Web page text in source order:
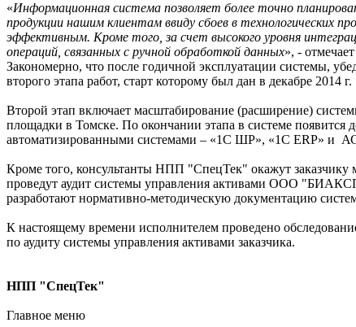
«Информационная система позволяет более точно
продукции нашим клиентам ввиду сбоев в технологических
эффективным. Кроме того, за счет высокого уровня
операций, связанных с ручной обработкой данных», -
Закономерно, что после годичной эксплуатации системы,
второго этапа работ, старт которому был дан в декабре 2014 г.
Второй этап включает масштабирование (расширение)
площадки в Томске. По окончании этапа в системе появится
автоматизированными системами – «1С ШР», «1С ERP» и
Кроме того, консультанты НПП "СпецТек" окажут
проведут аудит системы управления активами ООО
разработают нормативно-методическую документацию
К настоящему времени исполнителем проведено
по аудиту системы управления активами заказчика.
НПП "СпецТек"
Главное меню